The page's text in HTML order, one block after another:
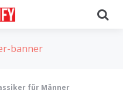
für Männer